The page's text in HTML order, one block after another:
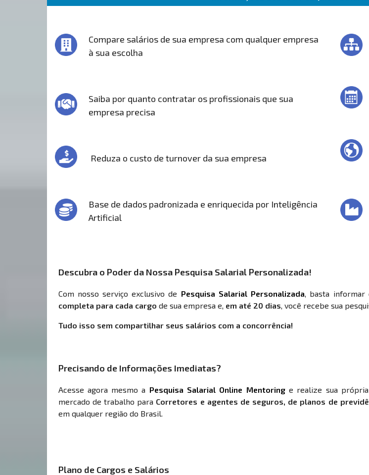
Compare salários de sua empresa com qualquer empresa
à sua escolha
Saiba por quanto contratar os profissionais que sua
empresa precisa
Reduza o custo de turnover da sua empresa
Base de dados padronizada e enriquecida por Inteligência
Artificial
Descubra o Poder da Nossa Pesquisa Salarial Personalizada!
Com nosso serviço exclusivo de Pesquisa Salarial Personalizada, basta informar
completa para cada cargo de sua empresa e, em até 20 dias, você recebe sua
Tudo isso sem compartilhar seus salários com a concorrência!
Precisando de Informações Imediatas?
Acesse agora mesmo a Pesquisa Salarial Online Mentoringe realize sua própria
mercado de trabalho para Corretores e agentes de seguros, de planos de
em qualquer região do Brasil.
Plano de Cargos e Salários